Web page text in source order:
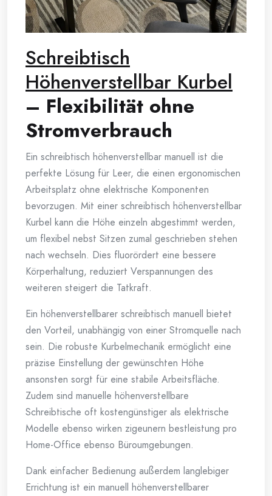
Schreibtisch
Höhenverstellbar Kurbel
– Flexibilität ohne
Stromverbrauch
Ein schreibtisch höhenverstellbar manuell ist die
perfekte Lösung für Leer, die einen ergonomischen
Arbeitsplatz ohne elektrische Komponenten
bevorzugen. Mit einer schreibtisch höhenverstellbar
Kurbel kann die Höhe einzeln abgestimmt werden,
um flexibel nebst Sitzen zumal geschrieben stehen
nach wechseln. Dies fluorördert eine bessere
Körperhaltung, reduziert Verspannungen des
weiteren steigert die Tatkraft.
Ein höhenverstellbarer schreibtisch manuell bietet
den Vorteil, unabhängig von einer Stromquelle nach
sein. Die robuste Kurbelmechanik ermöglicht eine
präzise Einstellung der gewünschten Höhe
ansonsten sorgt für eine stabile Arbeitsfläche.
Zudem sind manuelle höhenverstellbare
Schreibtische oft kostengünstiger als elektrische
Modelle ebenso wirken zigeunern bestleistung pro
Home-Office ebenso Büroumgebungen.
Dank einfacher Bedienung außerdem langlebiger
Errichtung ist ein manuell höhenverstellbarer